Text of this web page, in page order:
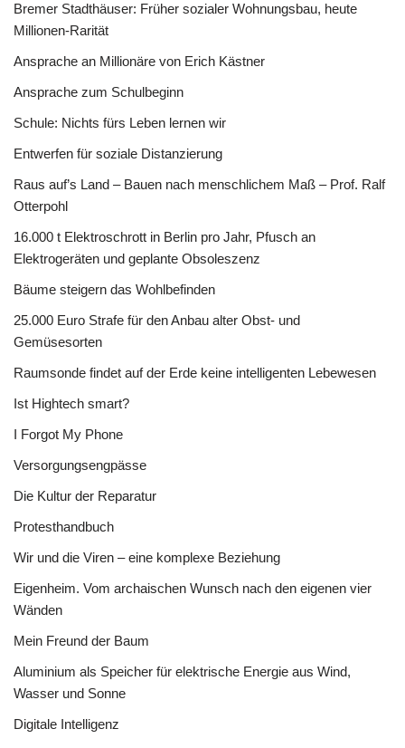
Bremer Stadthäuser: Früher sozialer Wohnungsbau, heute
Millionen-Rarität
Ansprache an Millionäre von Erich Kästner
Ansprache zum Schulbeginn
Schule: Nichts fürs Leben lernen wir
Entwerfen für soziale Distanzierung
Raus auf’s Land – Bauen nach menschlichem Maß – Prof. Ralf
Otterpohl
16.000 t Elektroschrott in Berlin pro Jahr, Pfusch an
Elektrogeräten und geplante Obsoleszenz
Bäume steigern das Wohlbefinden
25.000 Euro Strafe für den Anbau alter Obst- und
Gemüsesorten
Raumsonde findet auf der Erde keine intelligenten Lebewesen
Ist Hightech smart?
I Forgot My Phone
Versorgungsengpässe
Die Kultur der Reparatur
Protesthandbuch
Wir und die Viren – eine komplexe Beziehung
Eigenheim. Vom archaischen Wunsch nach den eigenen vier
Wänden
Mein Freund der Baum
Aluminium als Speicher für elektrische Energie aus Wind,
Wasser und Sonne
Digitale Intelligenz